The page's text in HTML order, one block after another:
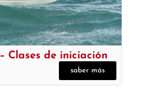
Clases de iniciación
saber más